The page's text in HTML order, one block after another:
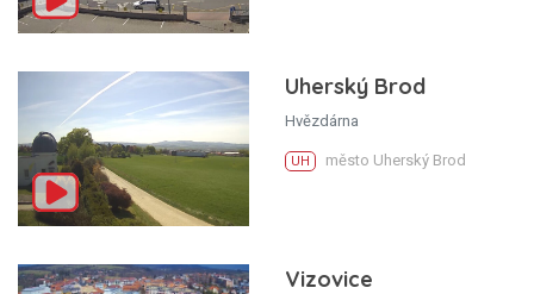
Uherský Brod
Hvězdárna
UH město Uherský Brod
Vizovice